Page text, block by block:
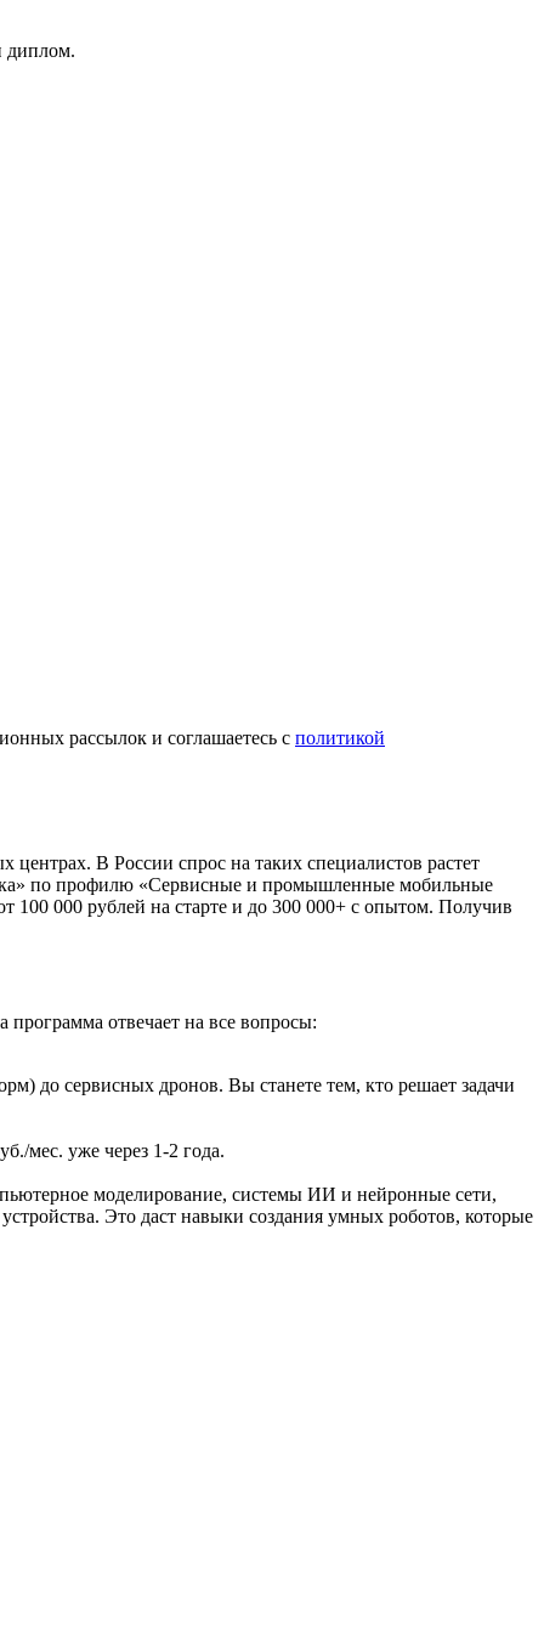
диплом.
рассылок и соглашаетесь с политикой
центрах. В России спрос на таких специалистов растет
по профилю «Сервисные и промышленные мобильные
100 000 рублей на старте и до 300 000+ с опытом. Получив
отвечает на все вопросы:
до сервисных дронов. Вы станете тем, кто решает задачи
мес. уже через 1-2 года.
моделирование, системы ИИ и нейронные сети,
Это даст навыки создания умных роботов, которые